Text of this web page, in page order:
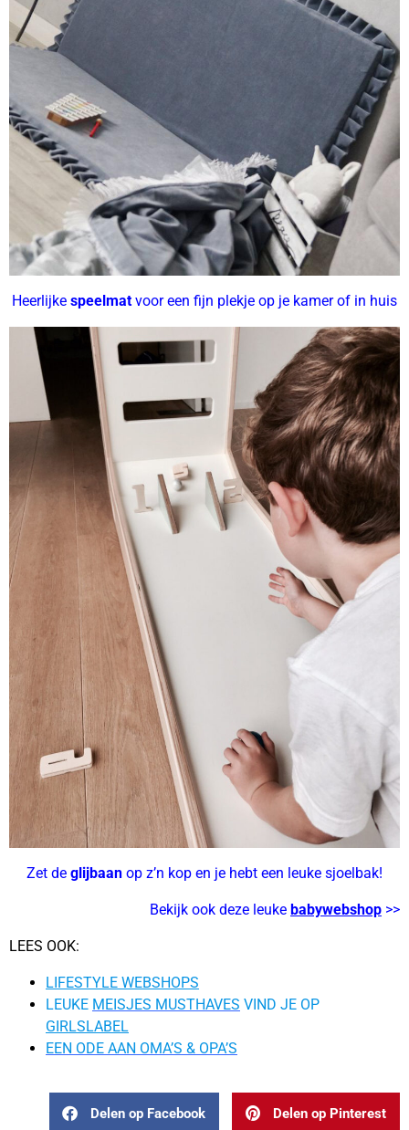
Heerlijke speelmat voor een fijn plekje op je kamer of in huis
Zet de glijbaan op z’n kop en je hebt een leuke sjoelbak!
Bekijk ook deze leuke babywebshop >>
LEES OOK:
LIFESTYLE WEBSHOPS
LEUKE MEISJES MUSTHAVES VIND JE OP
GIRLSLABEL
EEN ODE AAN OMA’S & OPA’S
Delen op Facebook Delen op Pinterest